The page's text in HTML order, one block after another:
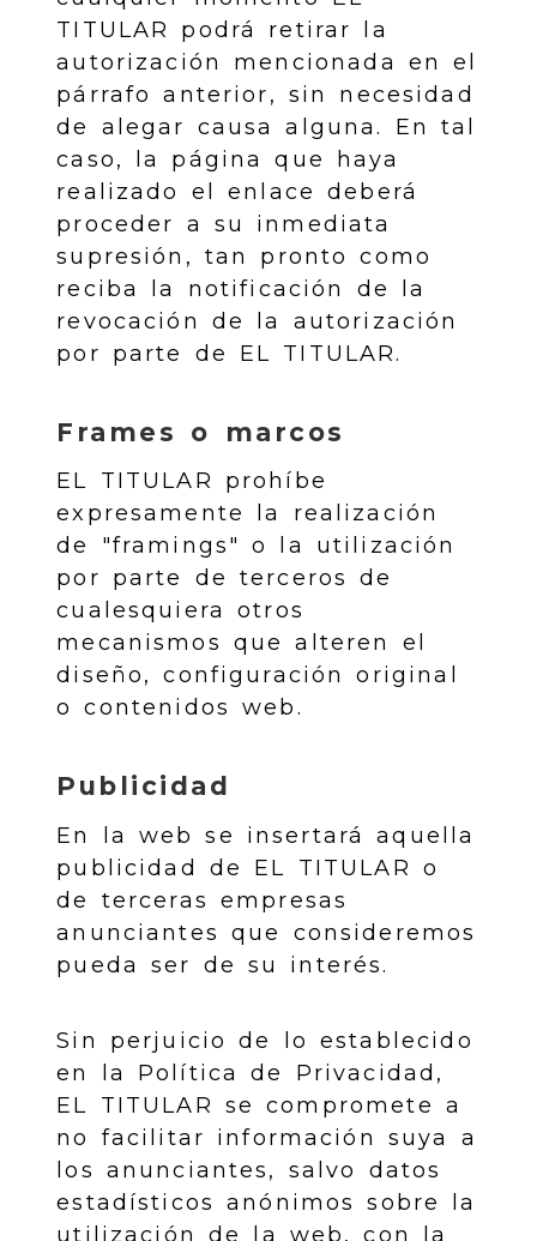
TITULAR podrá retirar la
autorización mencionada en el
párrafo anterior, sin necesidad
de alegar causa alguna. En tal
caso, la página que haya
realizado el enlace deberá
proceder a su inmediata
supresión, tan pronto como
reciba la notificación de la
revocación de la autorización
por parte de EL TITULAR.
Frames o marcos
EL TITULAR prohíbe
expresamente la realización
de "framings" o la utilización
por parte de terceros de
cualesquiera otros
mecanismos que alteren el
diseño, configuración original
o contenidos web.
Publicidad
En la web se insertará aquella
publicidad de EL TITULAR o
de terceras empresas
anunciantes que consideremos
pueda ser de su interés.
Sin perjuicio de lo establecido
en la Política de Privacidad,
EL TITULAR se compromete a
no facilitar información suya a
los anunciantes, salvo datos
estadísticos anónimos sobre la
utilización de la web, con la